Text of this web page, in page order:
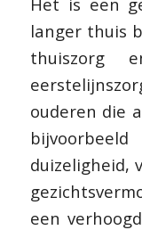
langer thuis
thuiszorg
ouderen die
duizeligheid,
een